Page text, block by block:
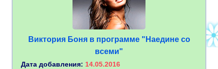
Виктория Боня в программе "Наедине со
всеми"
Дата добавления: 14.05.2016